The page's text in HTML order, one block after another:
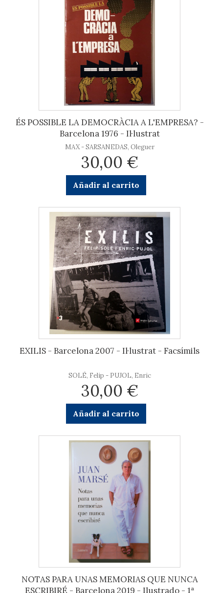
ÉS POSSIBLE LA DEMOCRÀCIA A L'EMPRESA? -
Barcelona 1976 - Il·lustrat
MAX - SARSANEDAS, Oleguer
30,00 €
Añadir al carrito
EXILIS - Barcelona 2007 - Il·lustrat - Facsímils
SOLÉ, Felip - PUJOL, Enric
30,00 €
Añadir al carrito
NOTAS PARA UNAS MEMORIAS QUE NUNCA
ESCRIBIRÉ - Barcelona 2019 - Ilustrado - 1ª